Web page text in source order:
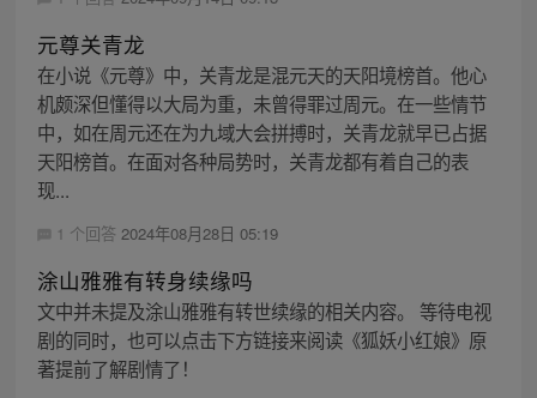
元尊关青龙
在小说《元尊》中，关青龙是混元天的天阳境榜首。他心
机颇深但懂得以大局为重，未曾得罪过周元。在一些情节
中，如在周元还在为九域大会拼搏时，关青龙就早已占据
天阳榜首。在面对各种局势时，关青龙都有着自己的表
现...
1 个回答 2024年08月28日 05:19
涂山雅雅有转身续缘吗
文中并未提及涂山雅雅有转世续缘的相关内容。 等待电视
剧的同时，也可以点击下方链接来阅读《狐妖小红娘》原
著提前了解剧情了！